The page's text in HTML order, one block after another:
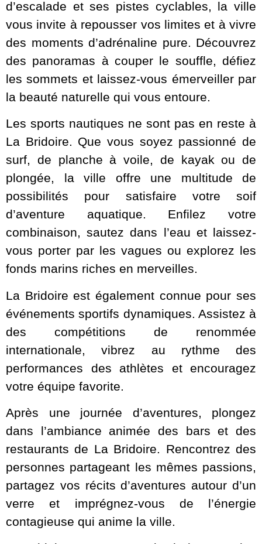
d’escalade et ses pistes cyclables, la ville
vous invite à repousser vos limites et à vivre
des moments d’adrénaline pure. Découvrez
des panoramas à couper le souffle, défiez
les sommets et laissez-vous émerveiller par
la beauté naturelle qui vous entoure.
Les sports nautiques ne sont pas en reste à
La Bridoire. Que vous soyez passionné de
surf, de planche à voile, de kayak ou de
plongée, la ville offre une multitude de
possibilités pour satisfaire votre soif
d’aventure aquatique. Enfilez votre
combinaison, sautez dans l’eau et laissez-
vous porter par les vagues ou explorez les
fonds marins riches en merveilles.
La Bridoire est également connue pour ses
événements sportifs dynamiques. Assistez à
des compétitions de renommée
internationale, vibrez au rythme des
performances des athlètes et encouragez
votre équipe favorite.
Après une journée d’aventures, plongez
dans l’ambiance animée des bars et des
restaurants de La Bridoire. Rencontrez des
personnes partageant les mêmes passions,
partagez vos récits d’aventures autour d’un
verre et imprégnez-vous de l’énergie
contagieuse qui anime la ville.